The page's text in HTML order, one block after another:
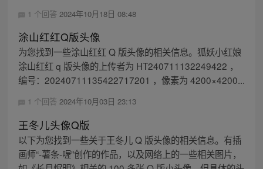
1 个回答 2024年10月18日 08:48
涂山红红Q版头像
为您找到一些涂山红红 Q 版头像的相关信息。狐妖小红娘
涂山红红 q 版头像的上传者为 HT240711132249422 ，
编号：20240711135422717201 ，像素为 4200×4200...
1 个回答 2024年10月03日 23:13
王冬儿头像Q版
以下为您找到一些关于王冬儿 Q 版头像的相关信息。有插
画师“-薯条-喔”创作的作品，以及网络上的一些相关图片，